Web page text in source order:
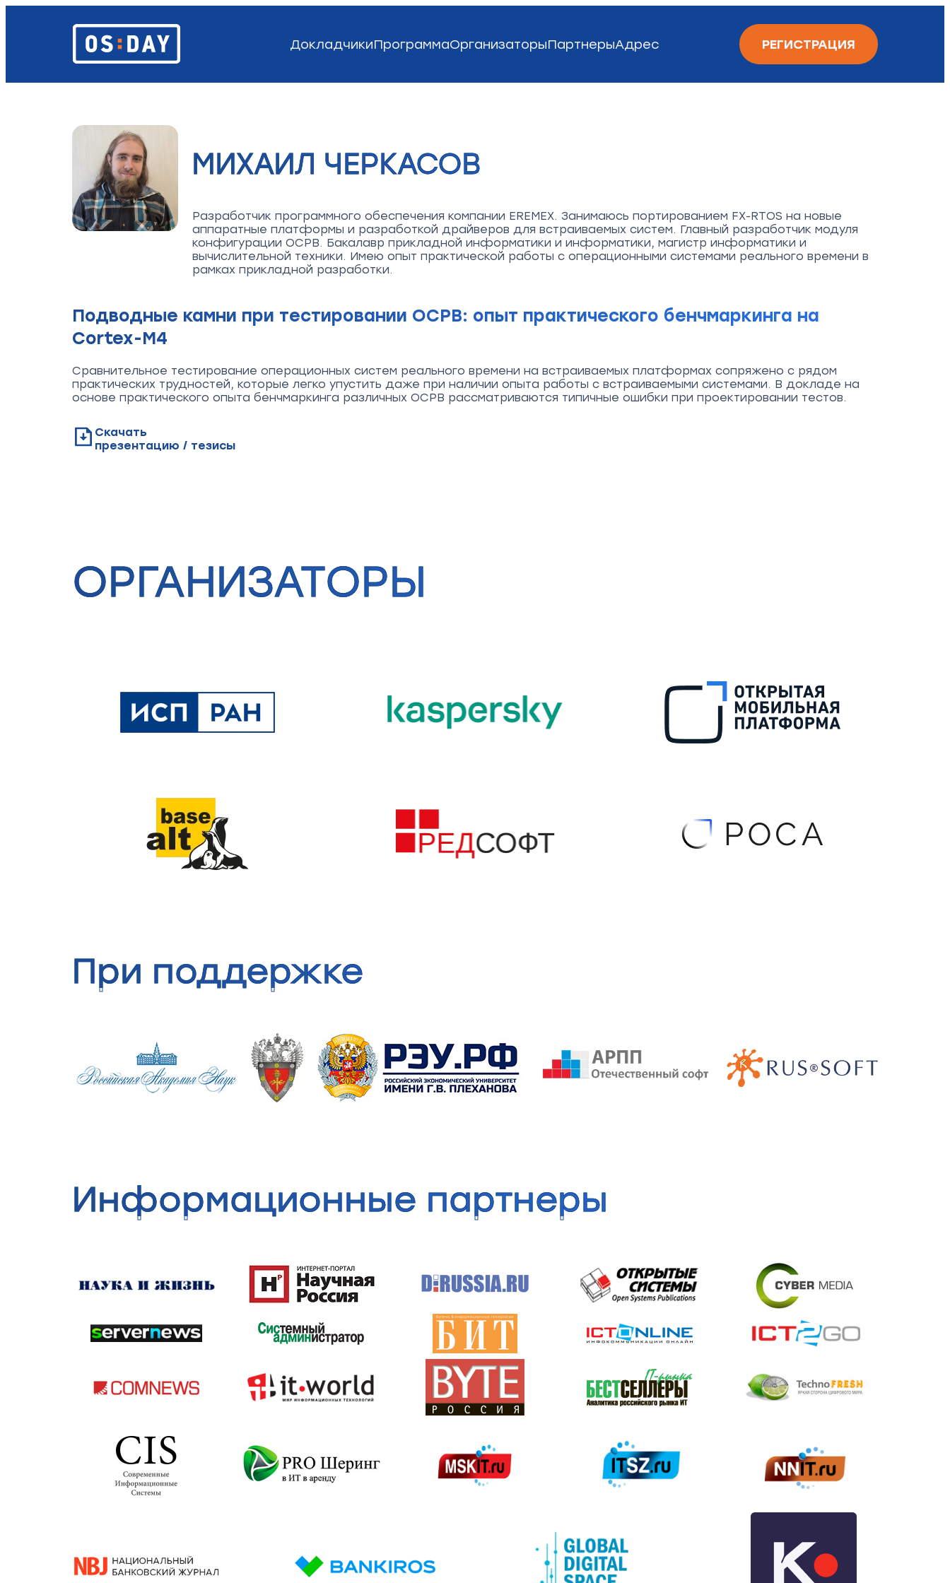
ДокладчикиПрограммаОрганизаторыПартнерыАдрес РЕГИСТРАЦИЯ
МИХАИЛ ЧЕРКАСОВ
Разработчик программного обеспечения компании EREMEX. Занимаюсь портированием FX-RTOS на новые
аппаратные платформы и разработкой драйверов для встраиваемых систем. Главный разработчик модуля
конфигурации ОСРВ. Бакалавр прикладной информатики и информатики, магистр информатики и
вычислительной техники. Имею опыт практической работы с операционными системами реального времени в
рамках прикладной разработки.
Подводные камни при тестировании ОСРВ: опыт практического бенчмаркинга на
Cortex-M4
Сравнительное тестирование операционных систем реального времени на встраиваемых платформах сопряжено с рядом
практических трудностей, которые легко упустить даже при наличии опыта работы с встраиваемыми системами. В докладе на
основе практического опыта бенчмаркинга различных ОСРВ рассматриваются типичные ошибки при проектировании тестов.
Скачать
презентацию / тезисы
ОРГАНИЗАТОРЫ
При поддержке
Информационные партнеры